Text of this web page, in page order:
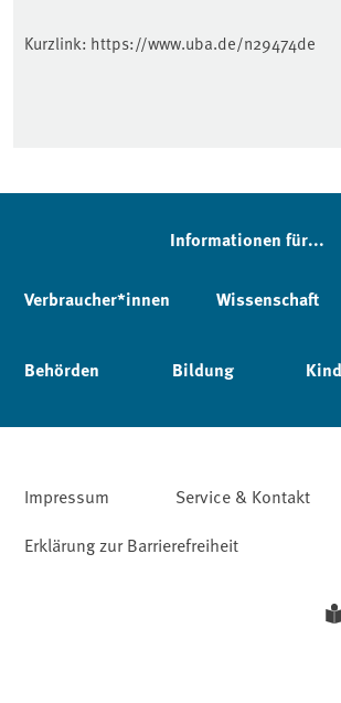
Kurzlink: https://www.uba.de/n29474de
Informationen für...
Verbraucher*innen Wissenschaft
Behörden Bildung
Impressum Service & Kontakt
Erklärung zur Barrierefreiheit